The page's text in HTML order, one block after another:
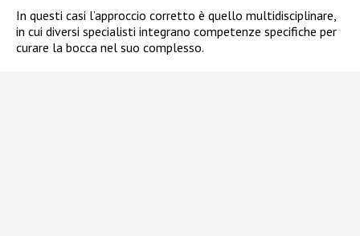
In questi casi l’approccio corretto è quello multidisciplinare,
in cui diversi specialisti integrano competenze specifiche per
curare la bocca nel suo complesso.